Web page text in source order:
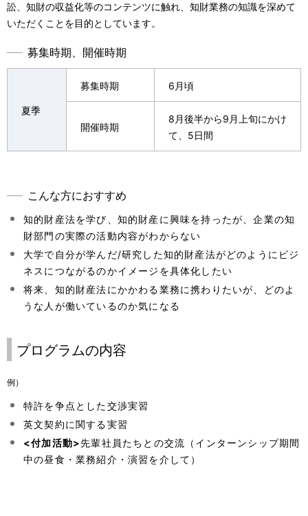
訟、知財の収益化等のコンテンツに触れ、知財業務の知識を深めて
いただくことを目的としています。
募集時期、開催時期
夏季
募集時期 6月頃
開催時期
8月後半から9月上旬にかけ
て、5日間
こんな方におすすめ
知的財産法を学び、知的財産に興味を持ったが、企業の知
財部門の実際の活動内容がわからない
大学で自分が学んだ/研究した知的財産法がどのようにビジ
ネスにつながるのかイメージを具体化したい
将来、知的財産法にかかわる業務に携わりたいが、どのよ
うな人が働いているのか気になる
プログラムの内容
例）
特許を争点とした交渉実習
英文契約に関する実習
<付加活動>先輩社員たちとの交流（インターンシップ期間
中の昼食・業務紹介・演習を介して）